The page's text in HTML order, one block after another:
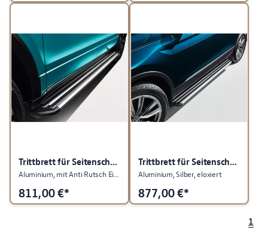
Trittbrett für Seitenschweller
811,00€*
Trittbrett für Seitenschweller
Aluminium, Silber, eloxiert
877,00€*
1